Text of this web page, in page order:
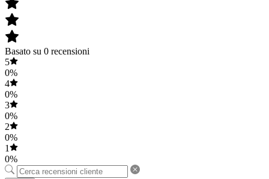
Basato su 0 recensioni
5
0%
4
0%
3
0%
2
0%
1
0%